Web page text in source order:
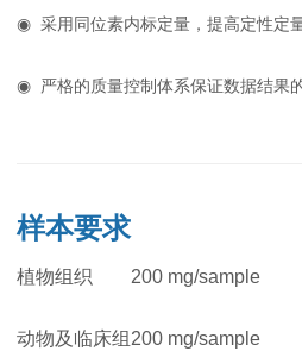
◉ 采用同位素内标定量，提高定性定
◉ 严格的质量控制体系保证数据结果
样本要求
植物组织 200 mg/sample
动物及临床组200 mg/sample